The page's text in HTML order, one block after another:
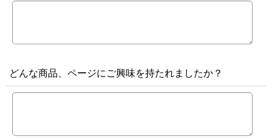
どんな商品、ページにご興味を持たれましたか？